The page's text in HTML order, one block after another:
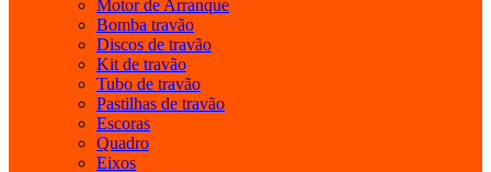
Motor de Arranque
Bomba travão
Discos de travão
Kit de travão
Tubo de travão
Pastilhas de travão
Escoras
Quadro
Eixos